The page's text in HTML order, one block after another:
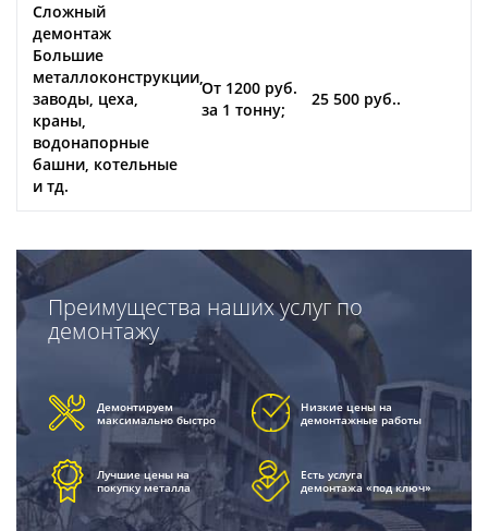
Сложный
демонтаж
Большие
металлоконструкции,
заводы, цеха,
краны,
водонапорные
башни, котельные
и тд.
От 1200 руб.
за 1 тонну;
25 500 руб..
Преимущества наших услуг по
демонтажу
Демонтируем
максимально быстро
Низкие цены на
демонтажные работы
Лучшие цены на
покупку металла
Есть услуга
демонтажа «под ключ»